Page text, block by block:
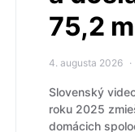
75,2
4. augusta 2026
Slovenský
roku 2025
domácich